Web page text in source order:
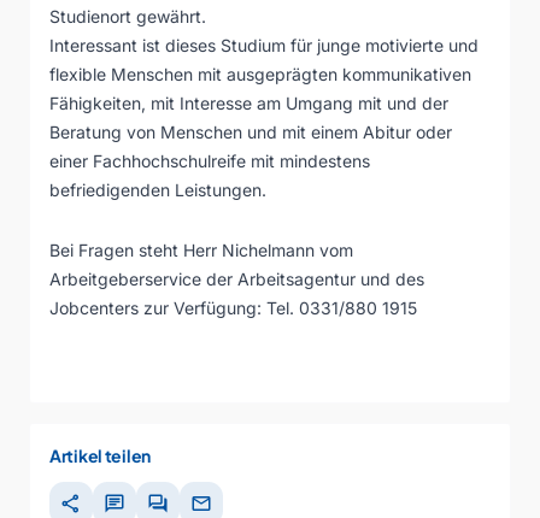
Studienort gewährt.
Interessant ist dieses Studium für junge motivierte und
flexible Menschen mit ausgeprägten kommunikativen
Fähigkeiten, mit Interesse am Umgang mit und der
Beratung von Menschen und mit einem Abitur oder
einer Fachhochschulreife mit mindestens
befriedigenden Leistungen.
Bei Fragen steht Herr Nichelmann vom
Arbeitgeberservice der Arbeitsagentur und des
Jobcenters zur Verfügung: Tel. 0331/880 1915
Artikel teilen
share chat forum mail